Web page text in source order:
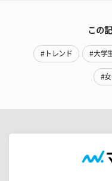
この
#トレンド #大学
#